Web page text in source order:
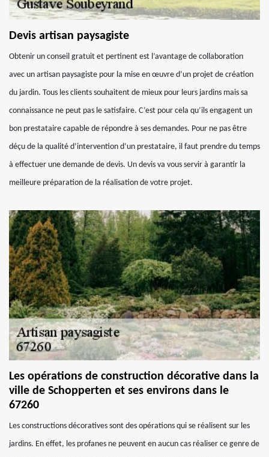
Devis artisan paysagiste
Obtenir un conseil gratuit et pertinent est l’avantage de collaboration
avec un artisan paysagiste pour la mise en œuvre d’un projet de création
du jardin. Tous les clients souhaitent de mieux pour leurs jardins mais sa
connaissance ne peut pas le satisfaire. C’est pour cela qu’ils engagent un
bon prestataire capable de répondre à ses demandes. Pour ne pas être
déçu de la qualité d’intervention d’un prestataire, il faut prendre du temps
à effectuer une demande de devis. Un devis va vous servir à garantir la
meilleure préparation de la réalisation de votre projet.
Les opérations de construction décorative dans la
ville de Schopperten et ses environs dans le
67260
Les constructions décoratives sont des opérations qui se réalisent sur les
jardins. En effet, les profanes ne peuvent en aucun cas réaliser ce genre de